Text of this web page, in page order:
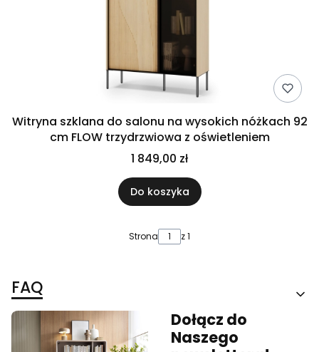
Witryna szklana do salonu na wysokich nóżkach 92
cm FLOW trzydrzwiowa z oświetleniem
1 849,00 zł
Do koszyka
Strona z 1
FAQ
Dołącz do
Naszego